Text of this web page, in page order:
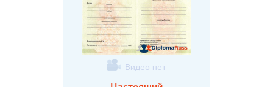
Видео нет